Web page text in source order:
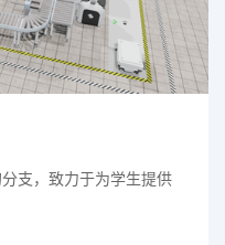
支，致力于为学生提供